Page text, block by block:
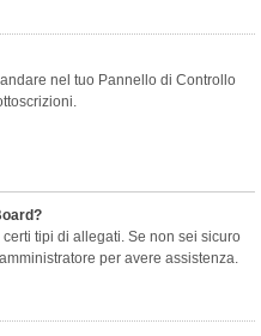
nel tuo Pannello di Controllo
tipi di allegati. Se non sei sicuro
per avere assistenza.